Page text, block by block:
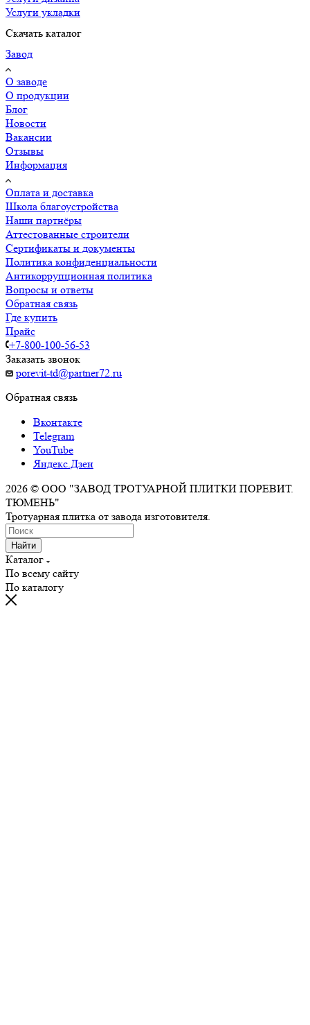
Услуги укладки
Скачать каталог
Завод
О заводе
О продукции
Блог
Новости
Вакансии
Отзывы
Информация
Оплата и доставка
Школа благоустройства
Наши партнёры
Аттестованные строители
Сертификаты и документы
Политика конфиденциальности
Антикоррупционная политика
Вопросы и ответы
Обратная связь
Где купить
Прайс
+7-800-100-56-53
Заказать звонок
porevit-td@partner72.ru
Обратная связь
Вконтакте
Telegram
YouTube
Яндекс.Дзен
2026 © ООО "ЗАВОД ТРОТУАРНОЙ ПЛИТКИ ПОРЕВИТ.
ТЮМЕНЬ"
Тротуарная плитка от завода изготовителя.
Найти
Каталог
По всему сайту
По каталогу